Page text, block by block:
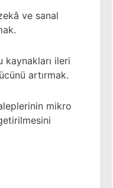
ve sanal
kaynakları ileri
artırmak.
mikro